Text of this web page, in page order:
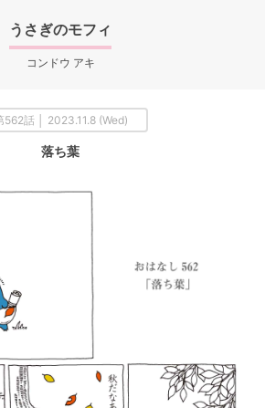
うさぎのモフィ
コンドウ アキ
562話 │ 2023.11.8 (Wed)
落ち葉